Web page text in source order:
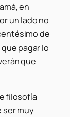
en
un lado no
de
pagar lo
que
filosofía
ser muy